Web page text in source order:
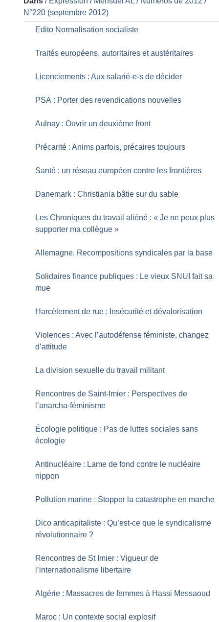
N°220 (septembre 2012)
Edito Normalisation socialiste
Traités européens, autoritaires et austéritaires
Licenciements : Aux salarié-e-s de décider
PSA : Porter des revendications nouvelles
Aulnay : Ouvrir un deuxième front
Précarité : Anims parfois, précaires toujours
Santé : un réseau européen contre les frontières
Danemark : Christiania bâtie sur du sable
Les Chroniques du travail aliéné : « Je ne peux plus
supporter ma collègue »
Allemagne, Recompositions syndicales par la base
Solidaires finance publiques : Le vieux SNUI fait sa
mue
Harcèlement de rue : Insécurité et dévalorisation
Violences : Avec l’autodéfense féministe, changez
d’attitude
La division sexuelle du travail militant
Rencontres de Saint-Imier : Perspectives de
l’anarcha-féminisme
Écologie politique : Pas de luttes sociales sans
écologie
Antinucléaire : Lame de fond contre le nucléaire
nippon
Pollution marine : Stopper la catastrophe en marche
Dico anticapitaliste : Qu’est-ce que le syndicalisme
révolutionnaire ?
Rencontres de St Imier : Vigueur de
l’internationalisme libertaire
Algérie : Massacres de femmes à Hassi Messaoud
Maroc : Un contexte social explosif